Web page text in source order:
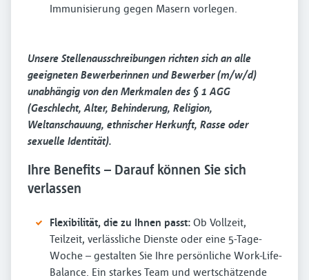
Immunisierung gegen Masern vorlegen.
Unsere Stellenausschreibungen richten sich an alle
geeigneten Bewerberinnen und Bewerber (m/w/d)
unabhängig von den Merkmalen des § 1 AGG
(Geschlecht, Alter, Behinderung, Religion,
Weltanschauung, ethnischer Herkunft, Rasse oder
sexuelle Identität).
Ihre Benefits – Darauf können Sie sich
verlassen
Flexibilität, die zu Ihnen passt: Ob Vollzeit,
Teilzeit, verlässliche Dienste oder eine 5-Tage-
Woche – gestalten Sie Ihre persönliche Work-Life-
Balance. Ein starkes Team und wertschätzende